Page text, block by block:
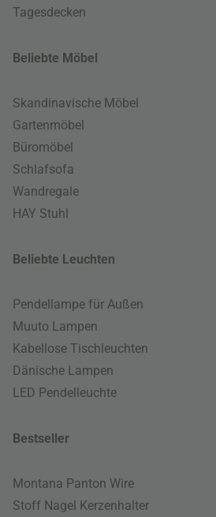
Tagesdecken
Beliebte Möbel
Skandinavische Möbel
Gartenmöbel
Büromöbel
Schlafsofa
Wandregale
HAY Stuhl
Beliebte Leuchten
Pendellampe für Außen
Muuto Lampen
Kabellose Tischleuchten
Dänische Lampen
LED Pendelleuchte
Bestseller
Montana Panton Wire
Stoff Nagel Kerzenhalter